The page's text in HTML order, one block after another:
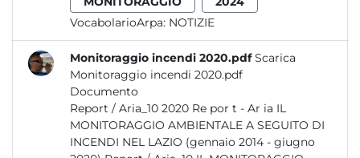
VocabolarioArpa: NOTIZIE
Monitoraggio incendi 2020.pdf Scarica
Monitoraggio incendi 2020.pdf
Documento
Report / Aria_10 2020 Re por t - Ar ia IL
MONITORAGGIO AMBIENTALE A SEGUITO DI
INCENDI NEL LAZIO (gennaio 2014 - giugno